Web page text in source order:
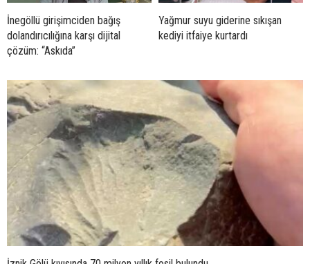
İnegöllü girişimciden bağış
dolandırıcılığına karşı dijital
çözüm: “Askıda”
Yağmur suyu giderine sıkışan
kediyi itfaiye kurtardı